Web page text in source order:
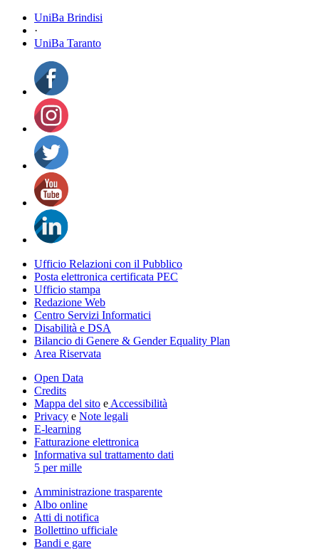
UniBa Brindisi
·
UniBa Taranto
Ufficio Relazioni con il Pubblico
Posta elettronica certificata PEC
Ufficio stampa
Redazione Web
Centro Servizi Informatici
Disabilità e DSA
Bilancio di Genere & Gender Equality Plan
Area Riservata
Open Data
Credits
Mappa del sito e Accessibilità
Privacy e Note legali
E-learning
Fatturazione elettronica
Informativa sul trattamento dati
5 per mille
Amministrazione trasparente
Albo online
Atti di notifica
Bollettino ufficiale
Bandi e gare